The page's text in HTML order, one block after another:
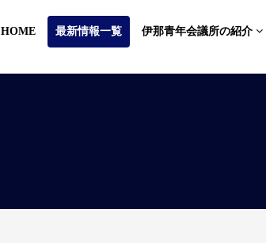
HOME 最新情報一覧 伊那青年会議所の紹介